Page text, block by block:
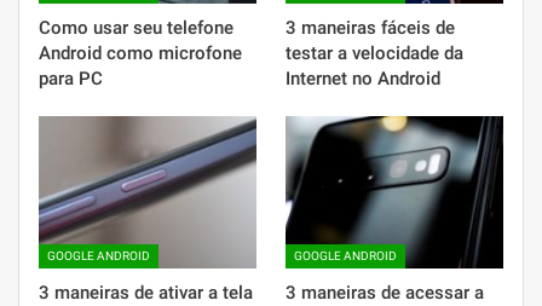
Como usar seu telefone
Android como microfone
para PC
3 maneiras fáceis de
testar a velocidade da
Internet no Android
GOOGLE ANDROID
3 maneiras de ativar a tela
GOOGLE ANDROID
3 maneiras de acessar a